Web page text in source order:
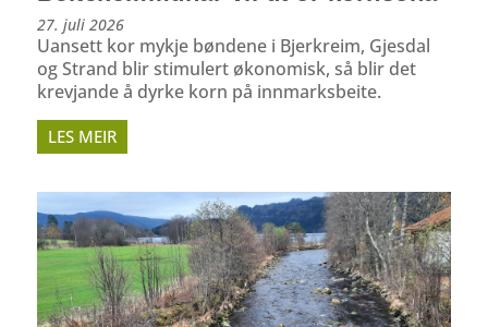
27. juli 2026
Uansett kor mykje bøndene i Bjerkreim, Gjesdal
og Strand blir stimulert økonomisk, så blir det
krevjande å dyrke korn på innmarksbeite.
LES MEIR